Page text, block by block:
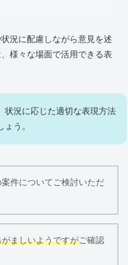
況に配慮しながら意見を述
様々な場面で活用できる表
状況に応じた適切な表現方法
う。
案件についてご検討いただ
ましいようですがご確認